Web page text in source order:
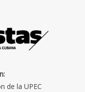
de la UPEC